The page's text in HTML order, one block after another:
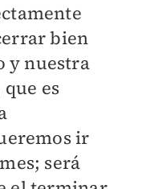
bien
y nuestra
que es
ir
será